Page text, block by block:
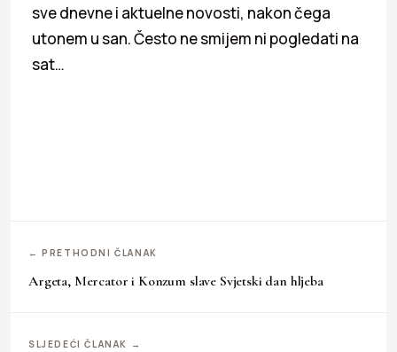
sve dnevne i aktuelne novosti, nakon čega
utonem u san. Često ne smijem ni pogledati na
sat…
← PRETHODNI ČLANAK
Argeta, Mercator i Konzum slave Svjetski dan hljeba
SLJEDEĆI ČLANAK →